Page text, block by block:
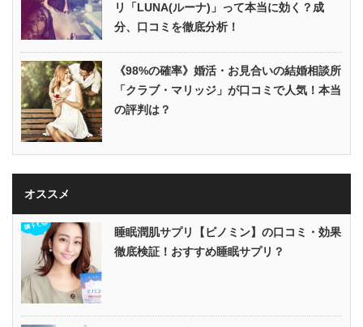
リ「LUNA(ルーナ)」って本当に効く？成
分、口コミを徹底分析！
《98%の確率》婚活・お見合いの結婚相談所
「クラブ・マリッジ」が口コミで人気！本当
の評判は？
オススメ
睡眠潤肌サプリ【ビノミン】の口コミ・効果
徹底検証！おすすめ睡眠サプリ？